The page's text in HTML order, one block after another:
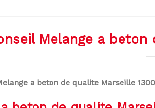
Melange a beton
a beton de qualite Marseille